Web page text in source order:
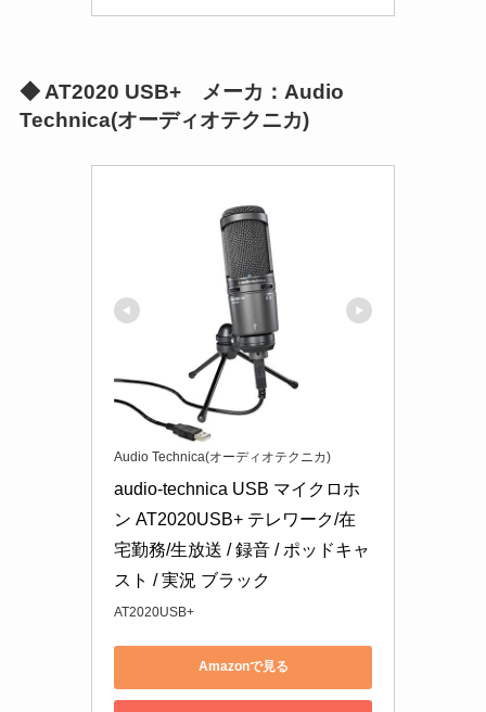
◆ AT2020 USB+ メーカ：Audio
Technica(オーディオテクニカ)
Audio Technica(オーディオテクニカ)
audio-technica USB マイクロホ
ン AT2020USB+ テレワーク/在
宅勤務/生放送 / 録音 / ポッドキャ
スト / 実況 ブラック
AT2020USB+
Amazonで見る